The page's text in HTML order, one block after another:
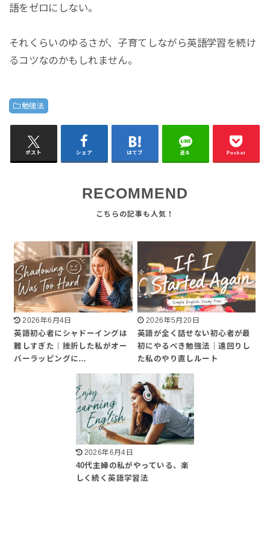
語をゼロにしない。
それくらいのゆるさが、子育てしながら英語学習を続け
るコツなのかもしれません。
勉強法
ポスト シェア はてブ 送る Pocket
RECOMMEND
2026年6月4日
英語初心者にシャドーイングは
難しすぎた｜挫折した私がオー
バーラッピングに…
2026年5月20日
英語が全く話せない初心者が最
初にやるべき勉強法｜遠回りし
た私のやり直しルート
2026年6月4日
40代主婦の私がやっている、楽
しく続く英語学習法